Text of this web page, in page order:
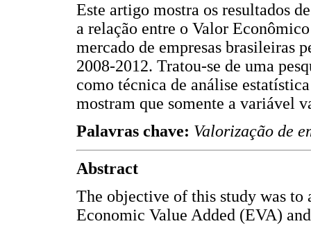
Este artigo mostra os resultados
a relação entre o Valor
mercado de empresas brasileiras
2008-2012. Tratou-se de uma
como técnica de análise
mostram que somente a variável
Palavras chave: Valorização de
Abstract
The objective of this study was to
Economic Value Added (EVA)